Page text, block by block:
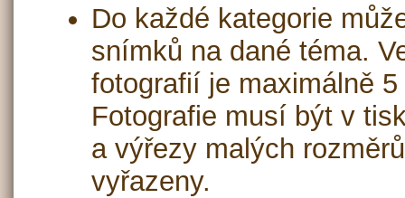
Do každé kategorie
snímků na dané téma.
fotografií je maximálně
Fotografie musí být v
a výřezy malých
vyřazeny.